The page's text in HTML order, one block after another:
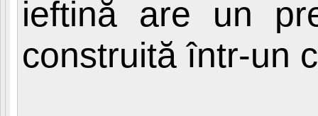
ieftină are un
construită într-un